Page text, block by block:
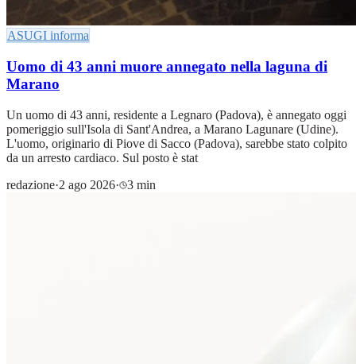
ASUGI informa
Uomo di 43 anni muore annegato nella laguna di
Marano
Un uomo di 43 anni, residente a Legnaro (Padova), è annegato oggi
pomeriggio sull'Isola di Sant'Andrea, a Marano Lagunare (Udine).
L'uomo, originario di Piove di Sacco (Padova), sarebbe stato colpito
da un arresto cardiaco. Sul posto è stat
redazione·2 ago 2026· 3 min